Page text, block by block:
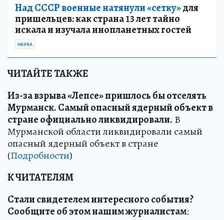
Над СССР военные натянули «сетку»для
пришельцев: как страна 13 лет тайно
искала и изучала инопланетных гостей
НАУКА
ЧИТАЙТЕ ТАКЖЕ
Из-за взрыва «Лепсе» пришлось бы отселять
Мурманск. Самый опасный ядерный объект в
стране официально ликвидировали. В
Мурманской области ликвидировали самый
опасный ядерный объект в стране
(Подробности)
К ЧИТАТЕЛЯМ
Стали свидетелем интересного события?
Сообщите об этом нашим журналистам: